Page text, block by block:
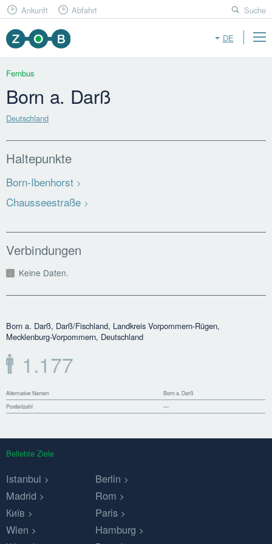
DE
Ankunft Abfahrt Suche
Fernbus
Born a. Darß
Deutschland
Haltepunkte
Born-Ibenhorst
Chausseestraße
Verbindungen
Keine Daten.
Born a. Darß, Darß/Fischland, Landkreis Vorpommern-Rügen,
Mecklenburg-Vorpommern, Deutschland
1.177
Alternative Namen
Born a. Darß
Postleitzahl
—
Beliebte Ziele
Istanbul
Berlin
Madrid
Rom
Київ
Paris
Wien
Hamburg